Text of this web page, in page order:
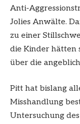
Anti-
Jolies Anwälte.
zu einer
die Kinder hätten
über die
Pitt hat bislang
Misshandlung
Untersuchung